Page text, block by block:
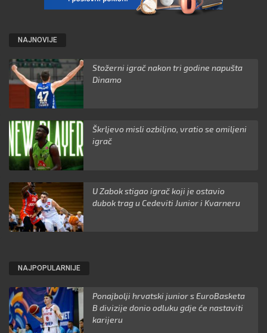
NAJNOVIJE
Stožerni igrač nakon tri godine napušta
Dinamo
Škrljevo misli ozbiljno, vratio se omiljeni
igrač
U Zabok stigao igrač koji je ostavio
dubok trag u Cedeviti Junior i Kvarneru
NAJPOPULARNIJE
Ponajbolji hrvatski junior s EuroBasketa
B divizije donio odluku gdje će nastaviti
karijeru